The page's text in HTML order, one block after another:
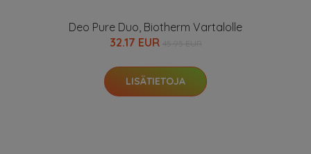
Deo Pure Duo, Biotherm Vartalolle
32.17 EUR
LISÄTIETOJA